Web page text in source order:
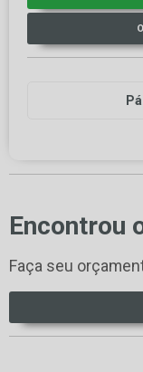
Encontrou
Faça seu